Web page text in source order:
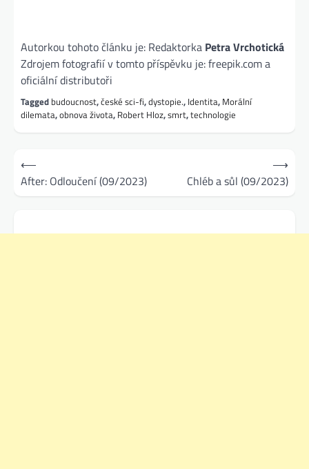
Autorkou tohoto článku je: Redaktorka Petra Vrchotická
Zdrojem fotografií v tomto příspěvku je: freepik.com a
oficiální distributoři
Tagged budoucnost,české sci-fi,dystopie., Identita, Morální
dilemata,obnova života, Robert Hloz,smrt,technologie
Navigace
pro
příspěvek
⟵
After: Odloučení (09/2023)
Chléb a sůl (09/2023)
⟶